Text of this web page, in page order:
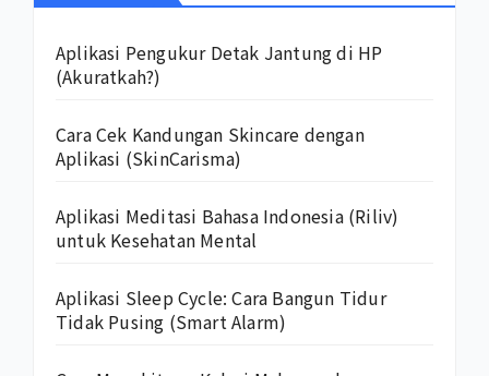
Aplikasi Pengukur Detak Jantung di HP
(Akuratkah?)
Cara Cek Kandungan Skincare dengan
Aplikasi (SkinCarisma)
Aplikasi Meditasi Bahasa Indonesia (Riliv)
untuk Kesehatan Mental
Aplikasi Sleep Cycle: Cara Bangun Tidur
Tidak Pusing (Smart Alarm)